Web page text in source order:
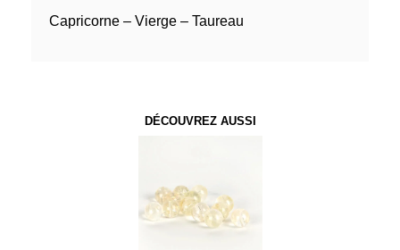
Capricorne – Vierge – Taureau
DÉCOUVREZ AUSSI